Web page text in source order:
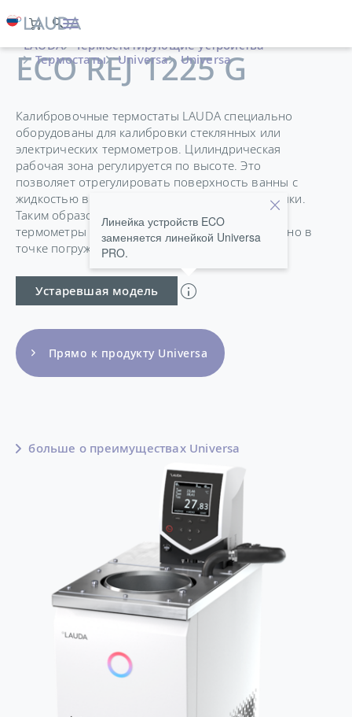
LAUDA
Термостатирующие устройства
Термостаты
Universa Universa
ECO REJ 1225 G
Калибровочные термостаты LAUDA специально
оборудованы для калибровки стеклянных или
электрических термометров. Цилиндрическая
рабочая зона регулируется по высоте. Это
позволяет отрегулировать поверхность ванны с
жидкостью в рабочей зоне выше высоты крышки.
Таким образом, полностью погруженные
термометры могут считываться непосредственно в
точке погружения.
Устаревшая модель
Линейка устройств ECO
заменяется линейкой Universa
PRO.
Прямо к продукту Universa
больше о преимуществах Universa